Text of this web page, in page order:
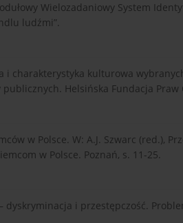
Wielozadaniowy System
ludźmi”.
i charakterystyka kulturowa
Helsińska Fundacja Praw
w Polsce. W: A.J. Szwarc (red.),
w Polsce. Poznań, s. 11-25.
dyskryminacja i przestępczość.